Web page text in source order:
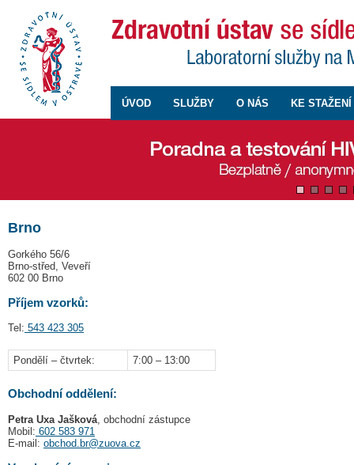
ÚVOD SLUŽBY O NÁS KE STAŽENÍ
Brno
Gorkého 56/6
Brno-střed, Veveří
602 00 Brno
Příjem vzorků:
Tel: 543 423 305
Pondělí – čtvrtek: 7:00 – 13:00
Obchodní oddělení:
Petra Uxa Jašková , obchodní zástupce
Mobil: 602 583 971
E-mail: obchod.br@zuova.cz